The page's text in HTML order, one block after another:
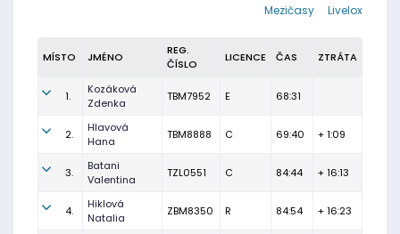
Livelox
Mezičasy
MÍSTO JMÉNO
REG.
ČÍSLO
LICENCE ČAS ZTRÁTA
1.
Kozáková
Zdenka
TBM7952 E 68:31
2.
Hlavová
Hana
TBM8888 C 69:40 + 1:09
3.
Batani
Valentina
TZL0551 C 84:44 + 16:13
4.
Hiklová
Natalia
ZBM8350 R 84:54 + 16:23